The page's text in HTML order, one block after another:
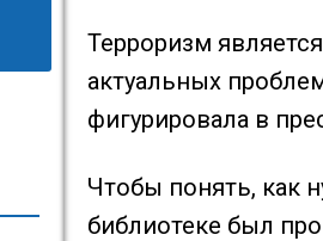
Терроризм
актуальных
фигурировала в
Чтобы понять, как
библиотеке был